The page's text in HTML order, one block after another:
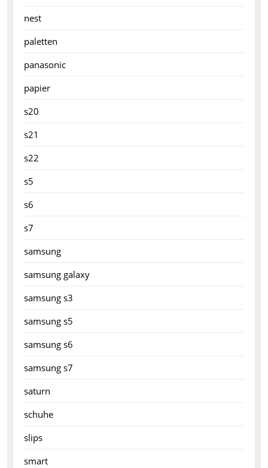
nest
paletten
panasonic
papier
s20
s21
s22
s5
s6
s7
samsung
samsung galaxy
samsung s3
samsung s5
samsung s6
samsung s7
saturn
schuhe
slips
smart